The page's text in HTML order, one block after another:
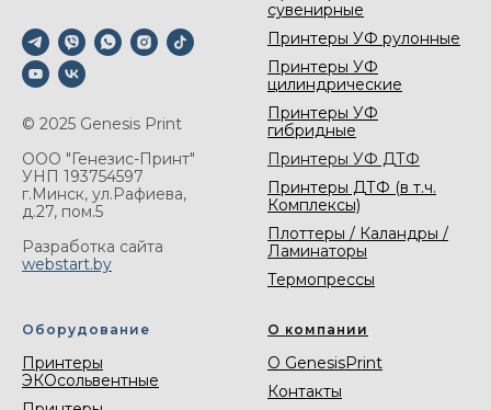
© 2025 Genesis Print
ООО "Генезис-Принт"
УНП 193754597
г.Минск, ул.Рафиева,
д.27, пом.5
Разработка сайта
webstart.by
сувенирные
Принтеры УФ рулонные
Принтеры УФ
цилиндрические
Принтеры УФ
гибридные
Принтеры УФ ДТФ
Принтеры ДТФ (в т.ч.
Комплексы)
Плоттеры / Каландры /
Ламинаторы
Термопрессы
Оборудование
Принтеры
ЭКОсольвентные
О компании
О GenesisPrint
Контакты